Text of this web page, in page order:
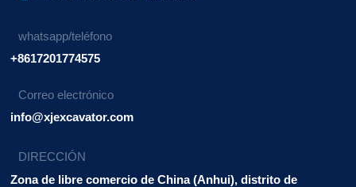
whatsapp/teléfono
+8617201774575
Correo electrónico
info@xjexcavator.com
DIRECCIÓN
Zona de libre comercio de China (Anhui), distrito de